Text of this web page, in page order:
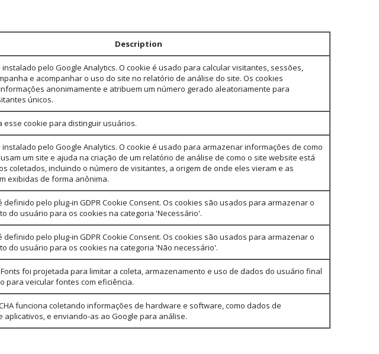
Description
instalado pelo Google Analytics. O cookie é usado para calcular visitantes, sessões,
e acompanhar o uso do site no relatório de análise do site. Os cookies
anonimamente e atribuem um número gerado aleatoriamente para
únicos.
esse cookie para distinguir usuários.
instalado pelo Google Analytics. O cookie é usado para armazenar informações de como
um site e ajuda na criação de um relatório de análise de como o site website está
coletados, incluindo o número de visitantes, a origem de onde eles vieram e as
exibidas de forma anônima.
definido pelo plug-in GDPR Cookie Consent. Os cookies são usados para armazenar o
do usuário para os cookies na categoria 'Necessário'.
definido pelo plug-in GDPR Cookie Consent. Os cookies são usados para armazenar o
do usuário para os cookies na categoria 'Não necessário'.
Fonts foi projetada para limitar a coleta, armazenamento e uso de dados do usuário final
para veicular fontes com eficiência.
funciona coletando informações de hardware e software, como dados de
aplicativos, e enviando-as ao Google para análise.